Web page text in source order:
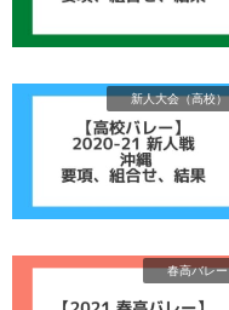
新人大会（高校）
春高バレー